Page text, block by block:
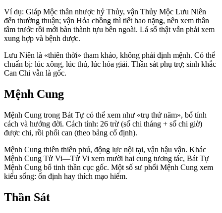
Ví dụ: Giáp Mộc thân nhược hỷ Thủy, vận Thủy Mộc Lưu Niên
đến thường thuận; vận Hỏa chồng thì tiết hao nặng, nên xem thân
tâm trước rồi mới bàn thành tựu bên ngoài. Lá số thật vẫn phải xem
xung hợp và bệnh dược.
Lưu Niên là «thiên thời» tham khảo, không phải định mệnh. Có thể
chuẩn bị: lúc xông, lúc thủ, lúc hóa giải. Thần sát phụ trợ; sinh khắc
Can Chi vẫn là gốc.
Mệnh Cung
Mệnh Cung trong Bát Tự có thể xem như «trụ thứ năm», bổ tính
cách và hướng đời. Cách tính: 26 trừ (số chi tháng + số chi giờ)
được chi, rồi phối can (theo bảng cố định).
Mệnh Cung thiên thiên phú, động lực nội tại, vận hậu vận. Khác
Mệnh Cung Tử Vi—Tử Vi xem mười hai cung tương tác, Bát Tự
Mệnh Cung bổ tinh thần cục gốc. Một số sư phối Mệnh Cung xem
kiểu sống: ổn định hay thích mạo hiểm.
Thần Sát